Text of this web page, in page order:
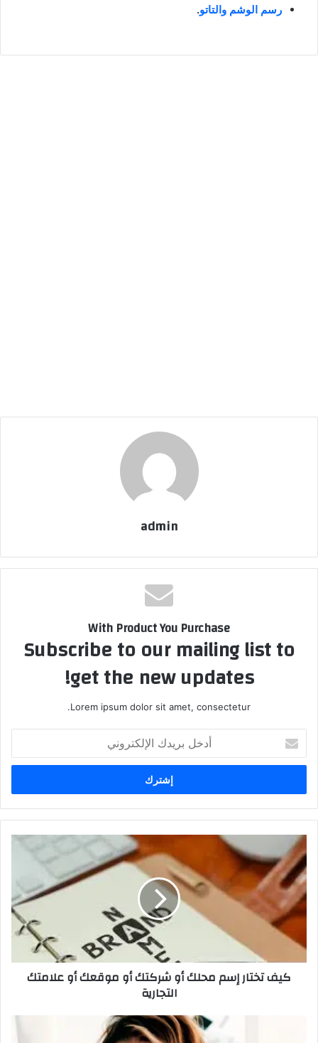
رسم الوشم والتاتو.
admin
With Product You Purchase
Subscribe to our mailing list to
get the new updates!
Lorem ipsum dolor sit amet, consectetur.
بريدك
الإلكتروني
كيف تختار إسم محلك أو شركتك أو موقعك أو علامتك
التجارية